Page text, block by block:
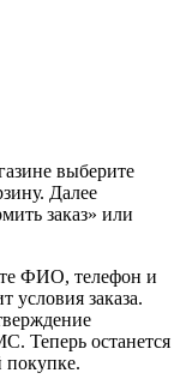
выберите
Далее
заказ» или
ФИО, телефон и
условия заказа.
Теперь останется
покупке.